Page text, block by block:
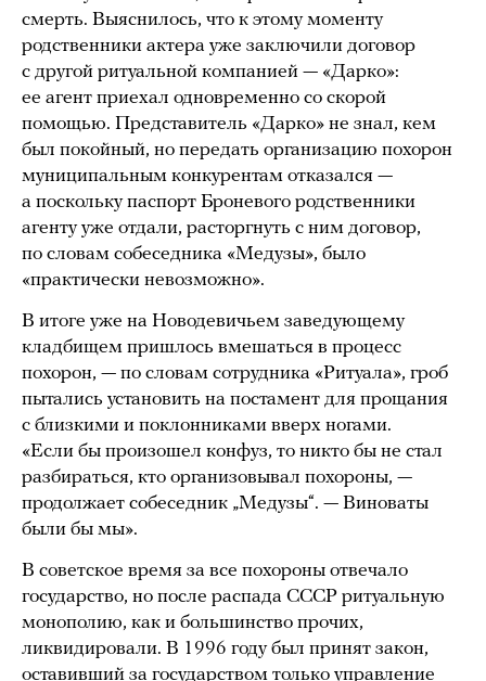
смерть. Выяснилось, что к этому моменту
родственники актера уже заключили договор
с другой ритуальной компанией — «Дарко»:
ее агент приехал одновременно со скорой
помощью. Представитель «Дарко» не знал, кем
был покойный, но передать организацию похорон
муниципальным конкурентам отказался —
а поскольку паспорт Броневого родственники
агенту уже отдали, расторгнуть с ним договор,
по словам собеседника «Медузы», было
«практически невозможно».
В итоге уже на Новодевичьем заведующему
кладбищем пришлось вмешаться в процесс
похорон, — по словам сотрудника «Ритуала», гроб
пытались установить на постамент для прощания
с близкими и поклонниками вверх ногами.
«Если бы произошел конфуз, то никто бы не стал
разбираться, кто организовывал похороны, —
продолжает собеседник „Медузы“. — Виноваты
были бы мы».
В советское время за все похороны отвечало
государство, но после распада СССР ритуальную
монополию, как и большинство прочих,
ликвидировали. В 1996 году был принят закон,
оставивший за государством только управление